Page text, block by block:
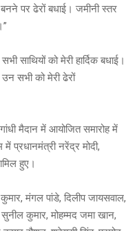
पर ढेरों बधाई। जमीनी स्तर
साथियों को मेरी हार्दिक बधाई।
सभी को मेरी ढेरों
मैदान में आयोजित समारोह में
प्रधानमंत्री नरेंद्र मोदी,
हुए।
मंगल पांडे, दिलीप जायसवाल,
कुमार, मोहम्मद जमा खान,